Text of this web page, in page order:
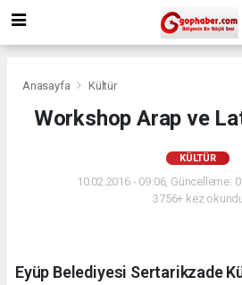
Anasayfa Kültür
Workshop Arap ve
KÜLTÜR
10.02.2016 - 09:06, Güncelleme:
3756+ kez
Eyüp Belediyesi Sertarikzade